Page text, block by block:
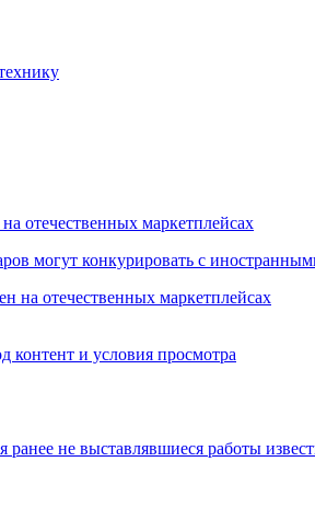
отечественных маркетплейсах
могут конкурировать с
контент и условия просмотра
не выставлявшиеся работы